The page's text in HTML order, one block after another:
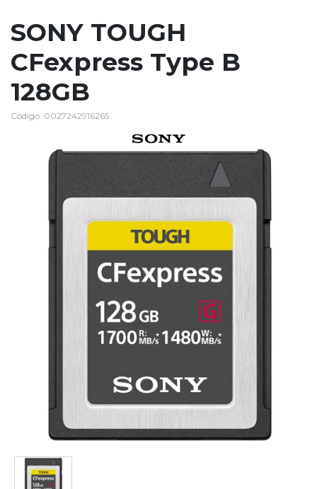
SONY TOUGH
CFexpress Type B
128GB
Código: 0027242916265